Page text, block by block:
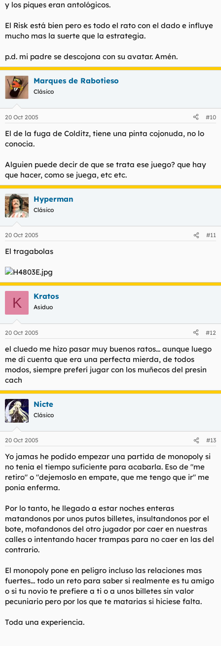
y los piques eran antológicos.
El Risk está bien pero es todo el rato con el dado e influye
mucho mas la suerte que la estrategia.
p.d. mi padre se descojona con su avatar. Amén.
Marques de Rabotieso
Clásico
20 Oct 2005 #10
El de la fuga de Colditz, tiene una pinta cojonuda, no lo
conocia.
Alguien puede decir de que se trata ese juego? que hay
que hacer, como se juega, etc etc.
Hyperman
Clásico
20 Oct 2005 #11
El tragabolas
K Kratos
Asiduo
20 Oct 2005 #12
el cluedo me hizo pasar muy buenos ratos... aunque luego
me di cuenta que era una perfecta mierda, de todos
modos, siempre preferí jugar con los muñecos del presin
cach
Nicte
Clásico
20 Oct 2005 #13
Yo jamas he podido empezar una partida de monopoly si
no tenia el tiempo suficiente para acabarla. Eso de "me
retiro" o "dejemoslo en empate, que me tengo que ir" me
ponia enferma.
Por lo tanto, he llegado a estar noches enteras
matandonos por unos putos billetes, insultandonos por el
bote, mofandonos del otro jugador por caer en nuestras
calles o intentando hacer trampas para no caer en las del
contrario.
El monopoly pone en peligro incluso las relaciones mas
fuertes... todo un reto para saber si realmente es tu amigo
o si tu novio te prefiere a ti o a unos billetes sin valor
pecuniario pero por los que te matarias si hiciese falta.
Toda una experiencia.